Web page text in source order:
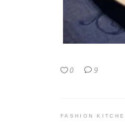
0 9
FASHION